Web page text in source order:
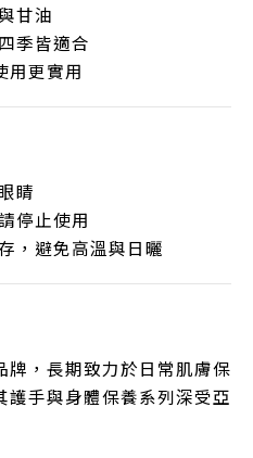
甘油
季皆適合
用更實用
睛
停止使用
，避免高溫與日曬
牌，長期致力於日常肌膚保
手與身體保養系列深受亞